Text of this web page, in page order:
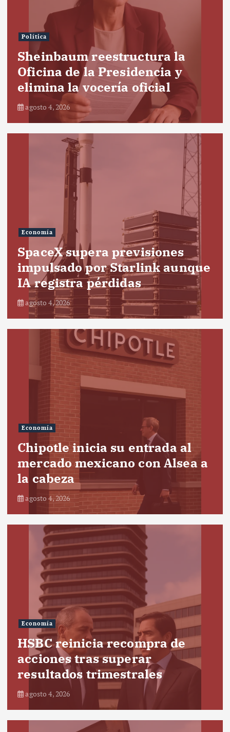
Política
Sheinbaum reestructura la
Oficina de la Presidencia y
elimina la vocería oficial
agosto 4, 2026
Economía
SpaceX supera previsiones
impulsado por Starlink aunque
IA registra pérdidas
agosto 4, 2026
Economía
Chipotle inicia su entrada al
mercado mexicano con Alsea a
la cabeza
agosto 4, 2026
Economía
HSBC reinicia recompra de
acciones tras superar
resultados trimestrales
agosto 4, 2026